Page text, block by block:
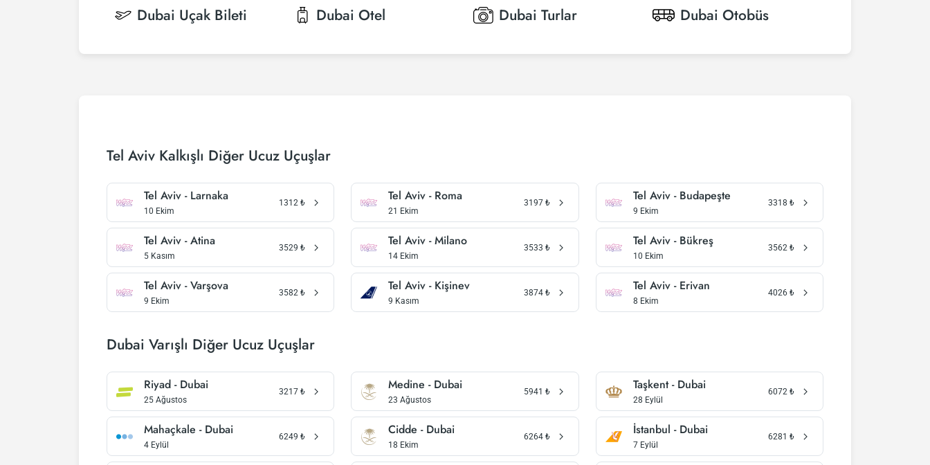
Dubai Uçak Bileti Dubai Otel Dubai Turlar Dubai Otobüs
Tel Aviv Kalkışlı Diğer Ucuz Uçuşlar
Tel Aviv - Larnaka
10 Ekim
1312 ₺ Tel Aviv - Roma
21 Ekim
3197 ₺ Tel Aviv - Budapeşte
9 Ekim
3318 ₺
Tel Aviv - Atina
5 Kasım
3529 ₺ Tel Aviv - Milano
14 Ekim
3533 ₺ Tel Aviv - Bükreş
10 Ekim
3562 ₺
Tel Aviv - Varşova
9 Ekim
3582 ₺ Tel Aviv - Kişinev
9 Kasım
3874 ₺ Tel Aviv - Erivan
8 Ekim
4026 ₺
Dubai Varışlı Diğer Ucuz Uçuşlar
Riyad - Dubai
25 Ağustos
3217 ₺ Medine - Dubai
23 Ağustos
5941 ₺ Taşkent - Dubai
28 Eylül
6072 ₺
Mahaçkale - Dubai
4 Eylül
6249 ₺ Cidde - Dubai
18 Ekim
6264 ₺ İstanbul - Dubai
7 Eylül
6281 ₺